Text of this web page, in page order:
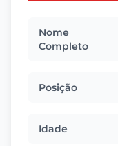
Nome
Completo
Posição
Idade